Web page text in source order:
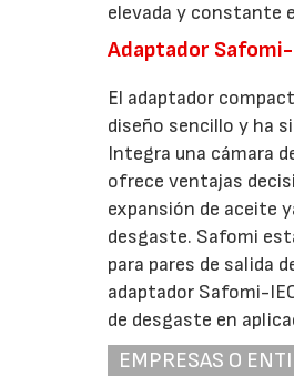
elevada y constante
Adaptador
El adaptador
diseño sencillo y ha
Integra una cámara
ofrece ventajas
expansión de aceite
desgaste. Safomi
para pares de salida
adaptador Safomi-
de desgaste en
EMPRESAS O